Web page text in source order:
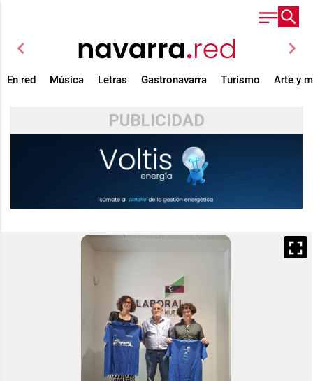
chevron_left chevron_right
En red Música Letras Gastronavarra Turismo Arte y
PUBLICIDAD